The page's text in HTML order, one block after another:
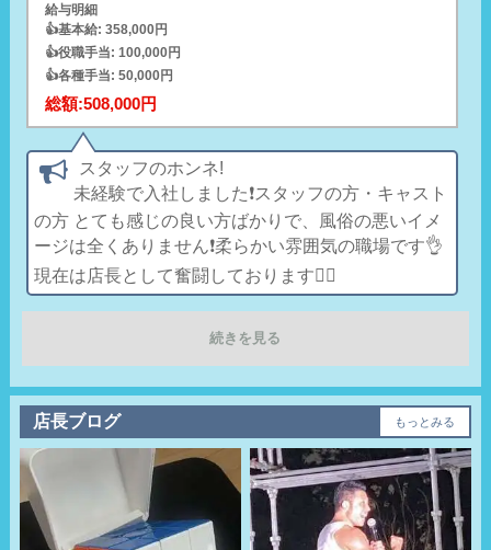
学んでいただきます。研修後も先輩が随時サポートしますの
で、風俗業界が未経験の方も安心してください。20～30代と、
世代の近いスタッフ中心の和気あいあいとした、メリハリのあ
＜ポイント・２＞
●お客様や社内スタッフ・キャストさん・取引先の方達など、人
と接する事が多い仕事ですので、相手が何を求めているかしっ
かり考え、誠意を持って対応する姿勢が最も求められます。
＜ポイント・３＞
●自家用車での通勤OKです！駐車場60台程完備しておりますの
で無料で利用いただけます！（*事故防止の為、現在はバイク通
給しております。
--------------------------------------------------
●未経験の方、大歓迎です！
当社の男子スタッフは、未経験者が９割です！【離職率が低
給与明細
👍基本給: 358,000円
👍役職手当: 100,000円
👍各種手当: 50,000円
総額:508,000円
スタッフのホンネ!
未経験で入社しました❗️スタッフの方・キャスト
の方 とても感じの良い方ばかりで、風俗の悪いイメ
ージは全くありません❗️柔らかい雰囲気の職場です👌
現在は店長として奮闘しております️️🙇‍♂️
418,000円
役職
【主任】
勤務期間
令和７年６月入社です！
基本給: 358,000円
役職手当: 30,000円
各種手当: 30,000円
続きを見る
店長ブログ もっとみる